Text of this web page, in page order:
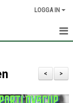
LOGGA IN
>
<